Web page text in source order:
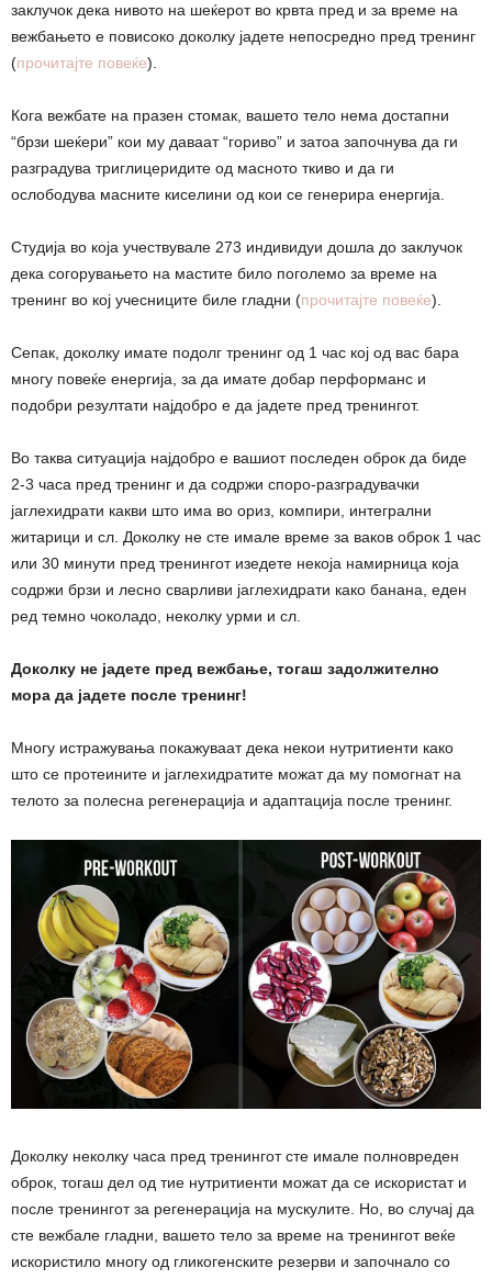
заклучок дека нивото на шеќерот во крвта пред и за време на
вежбањето е повисоко доколку јадете непосредно пред тренинг
(прочитајте повеќе).
Кога вежбате на празен стомак, вашето тело нема достапни
“брзи шеќери” кои му даваат “гориво” и затоа започнува да ги
разградува триглицеридите од масното ткиво и да ги
ослободува масните киселини од кои се генерира енергија.
Студија во која учествувале 273 индивидуи дошла до заклучок
дека согорувањето на мастите било поголемо за време на
тренинг во кој учесниците биле гладни (прочитајте повеќе).
Сепак, доколку имате подолг тренинг од 1 час кој од вас бара
многу повеќе енергија, за да имате добар перформанс и
подобри резултати најдобро е да јадете пред тренингот.
Во таква ситуација најдобро е вашиот последен оброк да биде
2-3 часа пред тренинг и да содржи споро-разградувачки
јаглехидрати какви што има во ориз, компири, интегрални
житарици и сл. Доколку не сте имале време за ваков оброк 1 час
или 30 минути пред тренингот изедете некоја намирница која
содржи брзи и лесно сварливи јаглехидрати како банана, еден
ред темно чоколадо, неколку урми и сл.
Доколку не јадете пред вежбање, тогаш задолжително
мора да јадете после тренинг!
Многу истражувања покажуваат дека некои нутритиенти како
што се протеините и јаглехидратите можат да му помогнат на
телото за полесна регенерација и адаптација после тренинг.
Доколку неколку часа пред тренингот сте имале полновреден
оброк, тогаш дел од тие нутритиенти можат да се искористат и
после тренингот за регенерација на мускулите. Но, во случај да
сте вежбале гладни, вашето тело за време на тренингот веќе
искористило многу од гликогенските резерви и започнало со